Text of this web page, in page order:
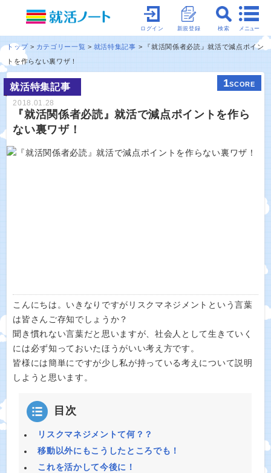
メニュー
検索
新規登録
ログイン
トップ カテゴリー一覧 就活特集記事
『就活関係者必読』就活で減点ポイン
トを作らない裏ワザ！
就活特集記事 1SCORE
2018.01.28
『就活関係者必読』就活で減点ポイントを作ら
ない裏ワザ！
こんにちは。いきなりですがリスクマネジメントという言葉
は皆さんご存知でしょうか？
聞き慣れない言葉だと思いますが、社会人として生きていく
には必ず知っておいたほうがいい考え方です。
皆様には簡単にですが少し私が持っている考えについて説明
しようと思います。
目次
リスクマネジメントて何？？
移動以外にもこうしたところでも！
これを活かして今後に！